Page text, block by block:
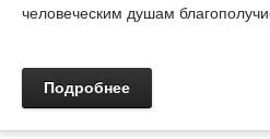
человеческим душам
Подробнее